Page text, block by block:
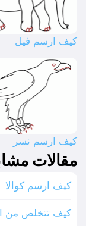
كيف ارسم فيل
كيف ارسم نسر
مقالات
كيف ارسم كوالا
كيف تتخلص من